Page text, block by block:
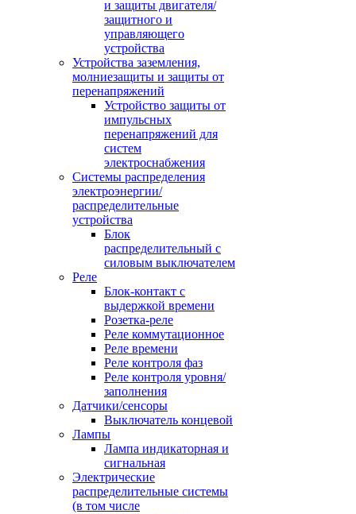
и защиты двигателя/
защитного и
управляющего
устройства
Устройства заземления,
молниезащиты и защиты от
перенапряжений
Устройство защиты от
импульсных
перенапряжений для
систем
электроснабжения
Системы распределения
электроэнергии/
распределительные
устройства
Блок
распределительный с
силовым выключателем
Реле
Блок-контакт с
выдержкой времени
Розетка-реле
Реле коммутационное
Реле времени
Реле контроля фаз
Реле контроля уровня/
заполнения
Датчики/сенсоры
Выключатель концевой
Лампы
Лампа индикаторная и
сигнальная
Электрические
распределительные системы
(в том числе